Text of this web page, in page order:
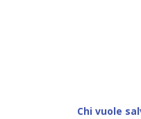
Chi vuole